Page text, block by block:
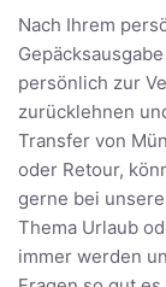
Nach Ihrem
persönlich zur
zurücklehnen
Transfer von
oder Retour,
gerne bei
Thema Urlaub
immer werden